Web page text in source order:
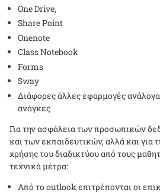
One Drive,
Share Point
Onenote
Class Notebook
Forms
Sway
Διάφορες άλλες εφαρμογές
ανάγκες
Για την ασφάλεια των προσωπικών
και των εκπαιδευτικών, αλλά και για
χρήσης του διαδικτύου από τους
τεχνικά μέτρα:
Από τοoutlook επιτρέπονται οι